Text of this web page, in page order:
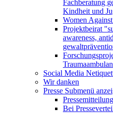
Fachberatung
Kindheit und
Women
Projektbeirat
awareness,
Social Media
Wir danken
Presse Submenü
Bei